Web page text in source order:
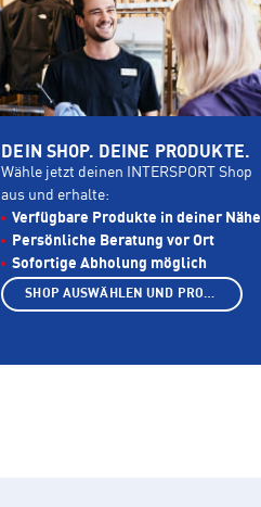
DEIN SHOP. DEINE PRODUKTE.
Wähle jetzt deinen INTERSPORT Shop
aus und erhalte:
Verfügbare Produkte in deiner Nähe
Persönliche Beratung vor Ort
Sofortige Abholung möglich
SHOP AUSWÄHLEN UND PRODUKTE ANZEIGEN